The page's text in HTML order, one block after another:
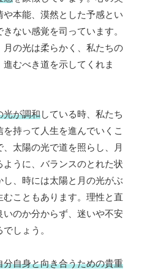
や本能、漠然とした予感とい
ない感覚を司っています。
月の光は柔らかく、私たちの
むべき道を示してくれま
光が調和している時、私たち
持って人生を進んでいくこ
太陽の光で道を照らし、月
うに、バランスのとれた状
、時には太陽と月の光がぶ
こともあります。理性と直
のか分からず、迷いや不安
しょう。
自身と向き合うための貴重